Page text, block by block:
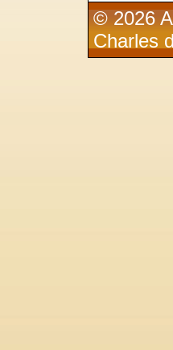
© 2026
Charles